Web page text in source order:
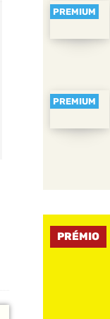
PREMIUM
PREMIUM
PRÉMIO